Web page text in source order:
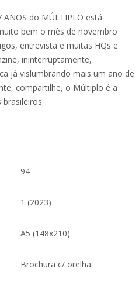
ANOS do MÚLTIPLO está
bem o mês de novembro
entrevista e muitas HQs e
ininterruptamente,
já vislumbrando mais um ano de
compartilhe, o Múltiplo é a
94
1 (2023)
A5 (148x210)
Brochura c/ orelha